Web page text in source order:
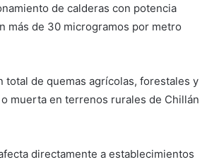
de calderas con potencia
más de 30 microgramos por metro
de quemas agrícolas, forestales y
muerta en terrenos rurales de Chillán
directamente a establecimientos